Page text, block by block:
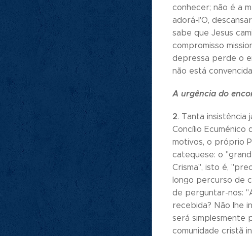
conhecer; não é a
adorá-l'O,
sabe que Jesus
compromisso
depressa perde o
não está
A urgência do
2. Tanta insistência
Concílio
motivos, o próprio
catequese: o
Crisma", isto é,
longo percurso de
de perguntar-nos:
recebida? Não lhe
será simplesmente
comunidade cristã